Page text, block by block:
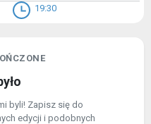
19:30
byli! Zapisz się do
edycji i podobnych